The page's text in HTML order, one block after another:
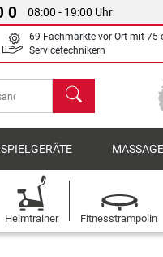
0 08:00 - 19:00 Uhr
69 Fachmärkte vor Ort mit 75
Servicetechnikern
Suchen
Heimtrainer Fitnesstrampolin